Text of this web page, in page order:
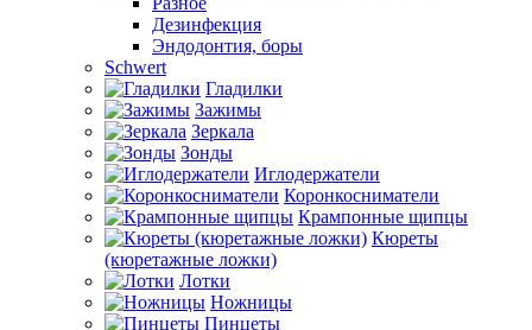
Дезинфекция
Эндодонтия, боры
Schwert
Гладилки
Зажимы
Зеркала
Зонды
Иглодержатели
Коронкосниматели
Крампонные щипцы
Кюреты
(кюретажные ложки)
Лотки
Ножницы
Пинцеты